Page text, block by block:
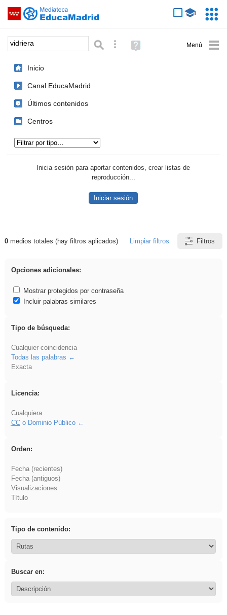
Saltar navegación
Palabra o frase: Búsqueda avanzada
Ayuda
(en
Inicio
Canal EducaMadrid
Últimos contenidos
Centros
Inicia sesión para aportar contenidos, crear listas de
reproducción...
Iniciar sesión
Resultados de: vidriera
0medios totales (hay filtros aplicados) Limpiar filtros Filtros
Opciones adicionales:
Mostrar protegidos por contraseña
Incluir palabras similares
Tipo de búsqueda:
Cualquier coincidencia
Todas las palabras
Exacta
Licencia:
Cualquiera
CCo Dominio Público
Orden:
Fecha (recientes)
Fecha (antiguos)
Visualizaciones
Título
Tipo de contenido:
Buscar en: